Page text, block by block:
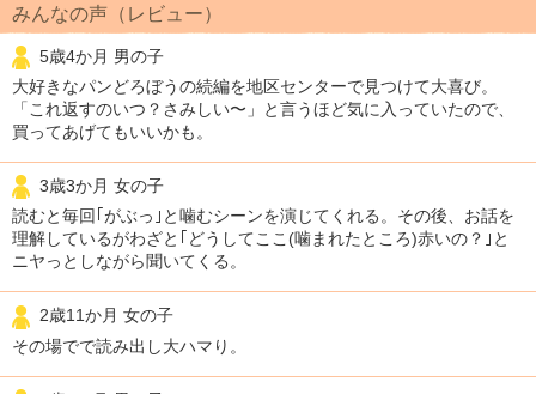
みんなの声（レビュー）
5歳4か月 男の子
大好きなパンどろぼうの続編を地区センターで見つけて大喜び。
「これ返すのいつ？さみしい〜」と言うほど気に入っていたので、
買ってあげてもいいかも。
3歳3か月 女の子
読むと毎回｢がぶっ｣と噛むシーンを演じてくれる。その後、お話を
理解しているがわざと｢どうしてここ(噛まれたところ)赤いの？｣と
ニヤっとしながら聞いてくる。
2歳11か月 女の子
その場でで読み出し大ハマり。